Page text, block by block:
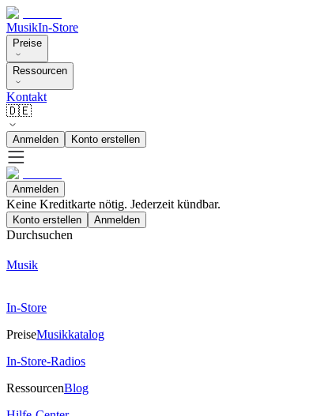
MusikIn-Store
Preise
Ressourcen
Kontakt
🇩🇪
Anmelden Konto erstellen
Anmelden
Keine Kreditkarte nötig. Jederzeit kündbar.
Konto erstellen Anmelden
Durchsuchen
Musik
In-Store
PreiseMusikkatalog
In-Store-Radios
RessourcenBlog